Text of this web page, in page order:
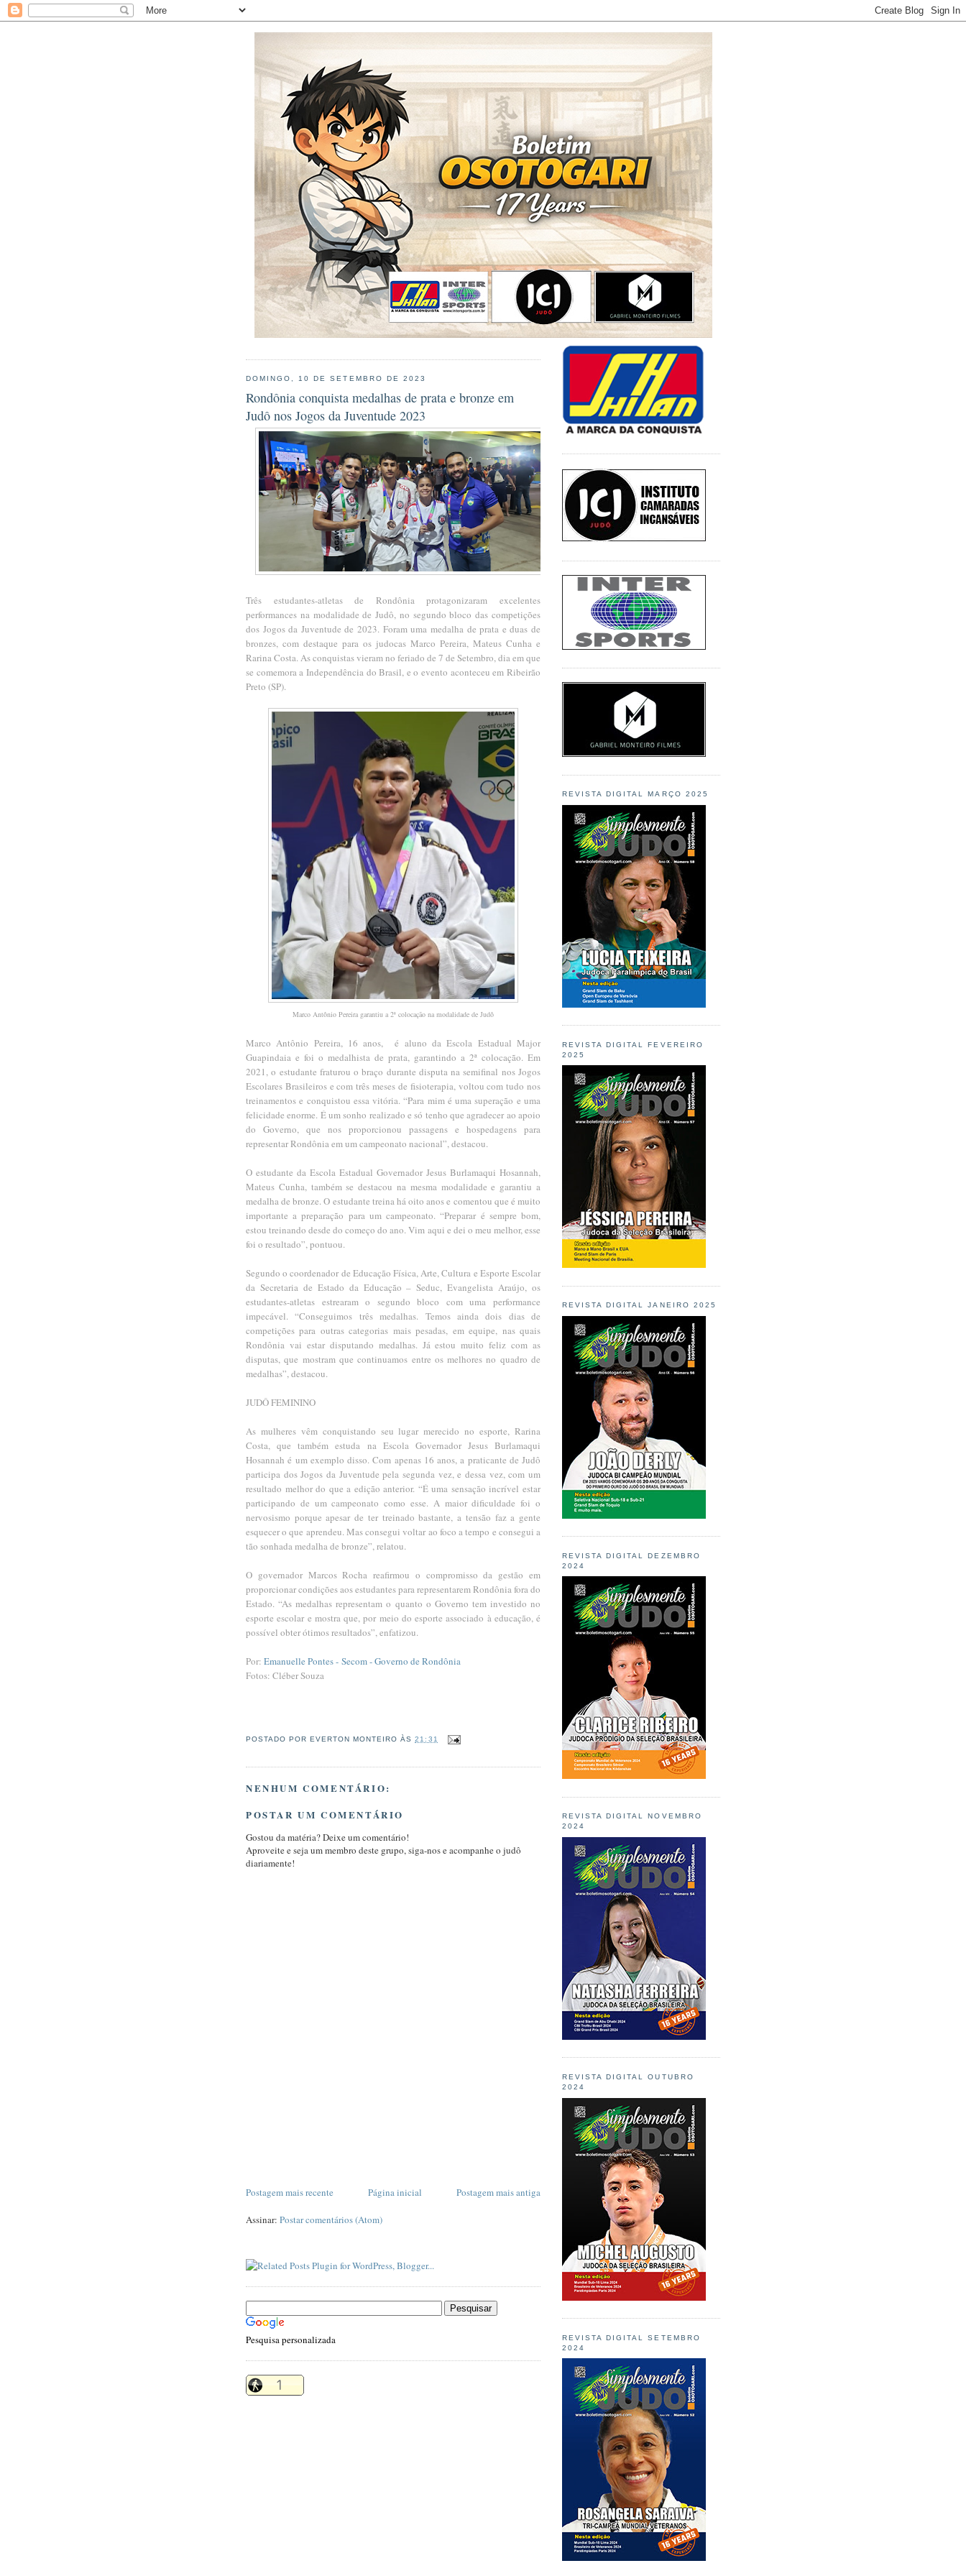
DOMINGO, 10 DE SETEMBRO DE 2023
Rondônia conquista medalhas de prata e bronze em
Judô nos Jogos da Juventude 2023
Três estudantes-atletas de Rondônia protagonizaram excelentes
performances na modalidade de Judô, no segundo bloco das competições
dos Jogos da Juventude de 2023. Foram uma medalha de prata e duas de
bronzes, com destaque para os judocas Marco Pereira, Mateus Cunha e
Rarina Costa. As conquistas vieram no feriado de 7 de Setembro, dia em que
se comemora a Independência do Brasil, e o evento aconteceu em Ribeirão
Preto (SP).
Marco Antônio Pereira garantiu a 2ª colocação na modalidade de Judô
Marco Antônio Pereira, 16 anos, é aluno da Escola Estadual Major
Guapindaia e foi o medalhista de prata, garantindo a 2ª colocação. Em
2021, o estudante fraturou o braço durante disputa na semifinal nos Jogos
Escolares Brasileiros e com três meses de fisioterapia, voltou com tudo nos
treinamentos e conquistou essa vitória. “Para mim é uma superação e uma
felicidade enorme. É um sonho realizado e só tenho que agradecer ao apoio
do Governo, que nos proporcionou passagens e hospedagens para
representar Rondônia em um campeonato nacional”, destacou.
O estudante da Escola Estadual Governador Jesus Burlamaqui Hosannah,
Mateus Cunha, também se destacou na mesma modalidade e garantiu a
medalha de bronze. O estudante treina há oito anos e comentou que é muito
importante a preparação para um campeonato. “Preparar é sempre bom,
estou treinando desde do começo do ano. Vim aqui e dei o meu melhor, esse
foi o resultado”, pontuou.
Segundo o coordenador de Educação Física, Arte, Cultura e Esporte Escolar
da Secretaria de Estado da Educação – Seduc, Evangelista Araújo, os
estudantes-atletas estrearam o segundo bloco com uma performance
impecável. “Conseguimos três medalhas. Temos ainda dois dias de
competições para outras categorias mais pesadas, em equipe, nas quais
Rondônia vai estar disputando medalhas. Já estou muito feliz com as
disputas, que mostram que continuamos entre os melhores no quadro de
medalhas”, destacou.
JUDÔ FEMININO
As mulheres vêm conquistando seu lugar merecido no esporte, Rarina
Costa, que também estuda na Escola Governador Jesus Burlamaqui
Hosannah é um exemplo disso. Com apenas 16 anos, a praticante de Judô
participa dos Jogos da Juventude pela segunda vez, e dessa vez, com um
resultado melhor do que a edição anterior. “É uma sensação incrível estar
participando de um campeonato como esse. A maior dificuldade foi o
nervosismo porque apesar de ter treinado bastante, a tensão faz a gente
esquecer o que aprendeu. Mas consegui voltar ao foco a tempo e consegui a
tão sonhada medalha de bronze”, relatou.
O governador Marcos Rocha reafirmou o compromisso da gestão em
proporcionar condições aos estudantes para representarem Rondônia fora do
Estado. “As medalhas representam o quanto o Governo tem investido no
esporte escolar e mostra que, por meio do esporte associado à educação, é
possível obter ótimos resultados”, enfatizou.
Por: Emanuelle Pontes - Secom - Governo de Rondônia
Fotos: Cléber Souza
POSTADO POR EVERTON MONTEIRO ÀS21:31
NENHUM COMENTÁRIO:
POSTAR UM COMENTÁRIO
Gostou da matéria? Deixe um comentário!
Aproveite e seja um membro deste grupo, siga-nos e acompanhe o judô
diariamente!
Postagem mais recente Postagem mais antiga
Página inicial
Assinar: Postar comentários (Atom)
Pesquisa personalizada
REVISTA DIGITAL MARÇO 2025
REVISTA DIGITAL FEVEREIRO
2025
REVISTA DIGITAL JANEIRO 2025
REVISTA DIGITAL DEZEMBRO
2024
REVISTA DIGITAL NOVEMBRO
2024
REVISTA DIGITAL OUTUBRO
2024
REVISTA DIGITAL SETEMBRO
2024